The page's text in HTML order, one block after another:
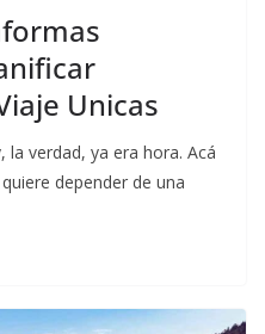
Unicas
verdad, ya era hora. Acá
depender de una